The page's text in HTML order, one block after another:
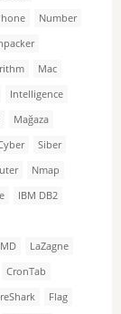
Number
Mac
Intelligence
Mağaza
Siber
Nmap
IBM DB2
LaZagne
CronTab
Flag